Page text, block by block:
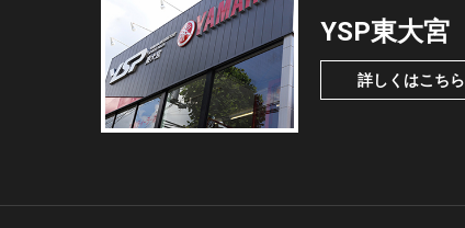
YSP東大宮
詳しくはこちら